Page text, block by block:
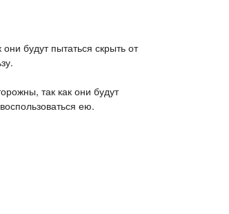
будут пытаться скрыть от
так как они будут
ею.